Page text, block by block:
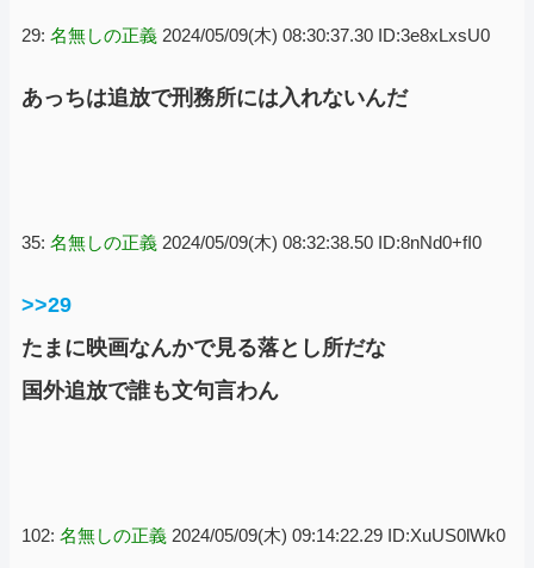
29: 名無しの正義 2024/05/09(木) 08:30:37.30 ID:3e8xLxsU0
あっちは追放で刑務所には入れないんだ
35: 名無しの正義 2024/05/09(木) 08:32:38.50 ID:8nNd0+fI0
>>29
たまに映画なんかで見る落とし所だな
国外追放で誰も文句言わん
102: 名無しの正義 2024/05/09(木) 09:14:22.29 ID:XuUS0lWk0